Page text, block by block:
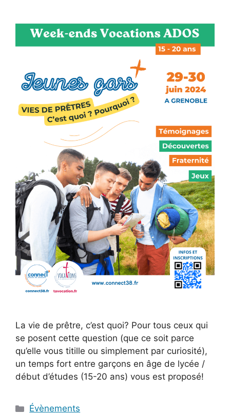
La vie de prêtre, c’est quoi? Pour tous ceux qui
se posent cette question (que ce soit parce
qu’elle vous titille ou simplement par curiosité),
un temps fort entre garçons en âge de lycée /
début d’études (15-20 ans) vous est proposé!
Catégories
Évènements